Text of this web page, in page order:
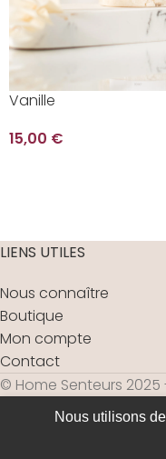
Vanille
15,00 €
LIENS UTILES
Nous connaître
Boutique
Mon compte
Contact
© Home Senteurs
Nous utilisons